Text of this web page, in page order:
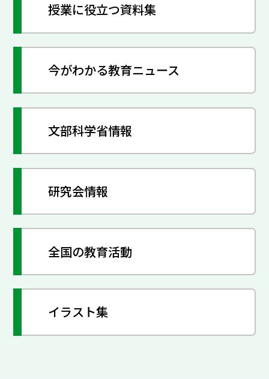
授業に役立つ資料集
今がわかる教育ニュース
文部科学省情報
研究会情報
全国の教育活動
イラスト集